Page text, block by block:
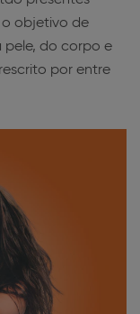
objetivo de
pele, do corpo e
por entre